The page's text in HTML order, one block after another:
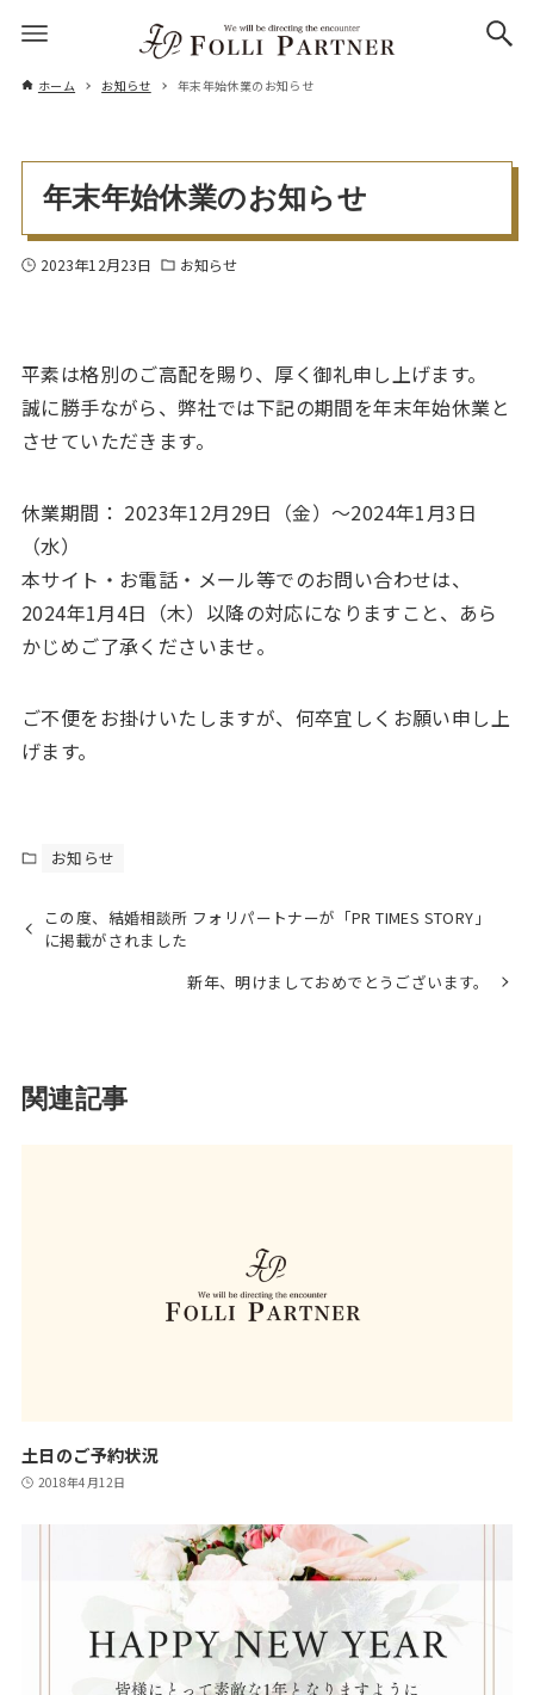
ホーム お知らせ 年末年始休業のお知らせ
年末年始休業のお知らせ
2023年12月23日 お知らせ
平素は格別のご高配を賜り、厚く御礼申し上げます。
誠に勝手ながら、弊社では下記の期間を年末年始休業と
させていただきます。
休業期間： 2023年12月29日（金）～2024年1月3日
（水）
本サイト・お電話・メール等でのお問い合わせは、
2024年1月4日（木）以降の対応になりますこと、あら
かじめご了承くださいませ。
ご不便をお掛けいたしますが、何卒宜しくお願い申し上
げます。
お知らせ
この度、結婚相談所 フォリパートナーが「PR TIMES STORY」
に掲載がされました
新年、明けましておめでとうございます。
関連記事
土日のご予約状況
2018年4月12日